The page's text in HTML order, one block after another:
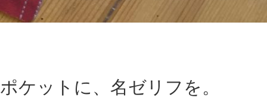
ポケットに、名ゼリフを。